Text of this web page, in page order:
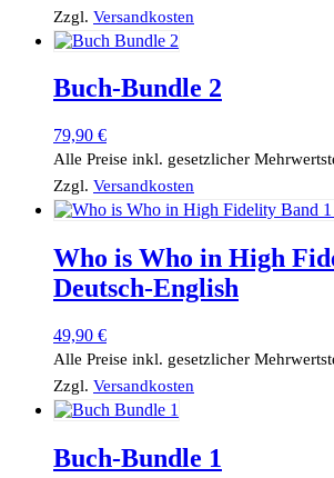
Zzgl. Versandkosten
Buch-Bundle 2
79,90 €
Alle Preise inkl. gesetzlicher
Zzgl. Versandkosten
Who is Who in High
Deutsch-English
49,90 €
Alle Preise inkl. gesetzlicher
Zzgl. Versandkosten
Buch-Bundle 1